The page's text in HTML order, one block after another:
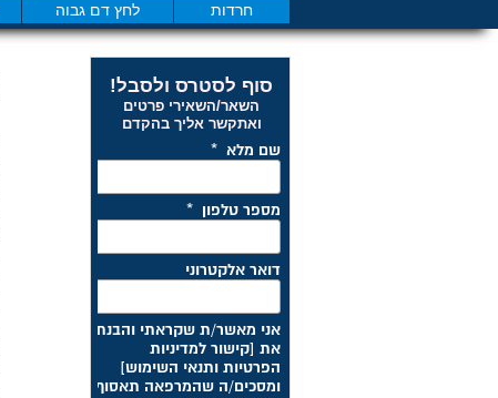
סוף לסטרס ולסבל!
השאר/השאירי פרטים
ואתקשר אליך בהקדם
חרדות
לחץ דם גבוה